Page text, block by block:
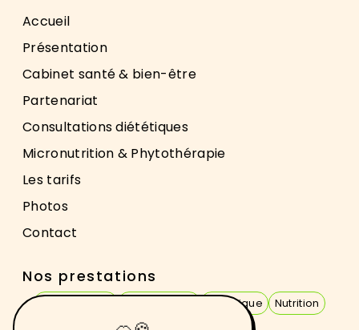
Accueil
Présentation
Cabinet santé & bien-être
Partenariat
Consultations diététiques
Micronutrition & Phytothérapie
Les tarifs
Photos
Contact
Nos prestations
Diététique
Nutrition
Micronutrition